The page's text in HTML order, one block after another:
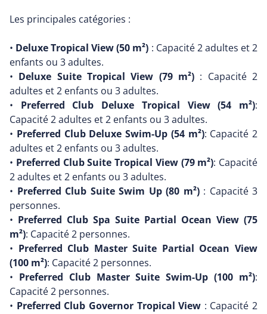
Les principales catégories :
• Deluxe Tropical View (50 m²) : Capacité 2 adultes et 2
enfants ou 3 adultes.
• Deluxe Suite Tropical View (79 m²) : Capacité 2
adultes et 2 enfants ou 3 adultes.
• Preferred Club Deluxe Tropical View (54 m²):
Capacité 2 adultes et 2 enfants ou 3 adultes.
• Preferred Club Deluxe Swim-Up (54 m²): Capacité 2
adultes et 2 enfants ou 3 adultes.
• Preferred Club Suite Tropical View (79 m²): Capacité
2 adultes et 2 enfants ou 3 adultes.
• Preferred Club Suite Swim Up (80 m²): Capacité 3
personnes.
• Preferred Club Spa Suite Partial Ocean View (75
m²): Capacité 2 personnes.
• Preferred Club Master Suite Partial Ocean View
(100 m²): Capacité 2 personnes.
• Preferred Club Master Suite Swim-Up (100 m²):
Capacité 2 personnes.
• Preferred Club Governor Tropical View : Capacité 2